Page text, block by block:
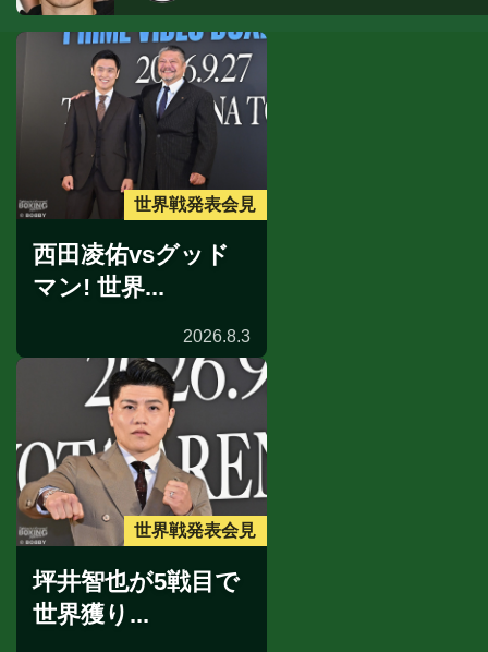
世界戦発表会見
西田凌佑vsグッド
マン! 世界...
2026.8.3
世界戦発表会見
坪井智也が5戦目で
世界獲り...